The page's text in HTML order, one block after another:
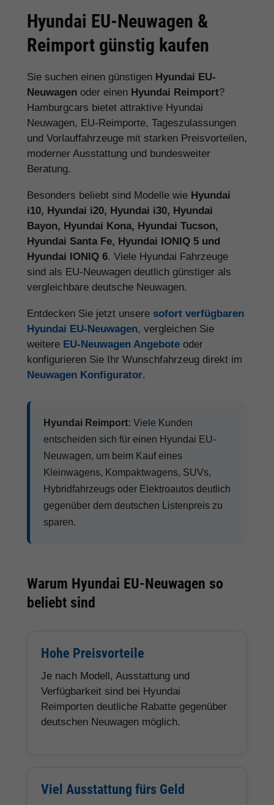
Hyundai EU-Neuwagen &
Reimport günstig kaufen
Sie suchen einen günstigen Hyundai EU-
Neuwagen oder einen Hyundai Reimport?
Hamburgcars bietet attraktive Hyundai
Neuwagen, EU-Reimporte, Tageszulassungen
und Vorlauffahrzeuge mit starken Preisvorteilen,
moderner Ausstattung und bundesweiter
Beratung.
Besonders beliebt sind Modelle wie Hyundai
i10, Hyundai i20, Hyundai i30, Hyundai
Bayon, Hyundai Kona, Hyundai Tucson,
Hyundai Santa Fe, Hyundai IONIQ 5 und
Hyundai IONIQ 6. Viele Hyundai Fahrzeuge
sind als EU-Neuwagen deutlich günstiger als
vergleichbare deutsche Neuwagen.
Entdecken Sie jetzt unsere sofort verfügbaren
Hyundai EU-Neuwagen, vergleichen Sie
weitere EU-Neuwagen Angebote oder
konfigurieren Sie Ihr Wunschfahrzeug direkt im
Neuwagen Konfigurator.
Hyundai Reimport: Viele Kunden
entscheiden sich für einen Hyundai EU-
Neuwagen, um beim Kauf eines
Kleinwagens, Kompaktwagens, SUVs,
Hybridfahrzeugs oder Elektroautos deutlich
gegenüber dem deutschen Listenpreis zu
sparen.
Warum Hyundai EU-Neuwagen so
beliebt sind
Hohe Preisvorteile
Je nach Modell, Ausstattung und
Verfügbarkeit sind bei Hyundai
Reimporten deutliche Rabatte gegenüber
deutschen Neuwagen möglich.
Viel Ausstattung fürs Geld